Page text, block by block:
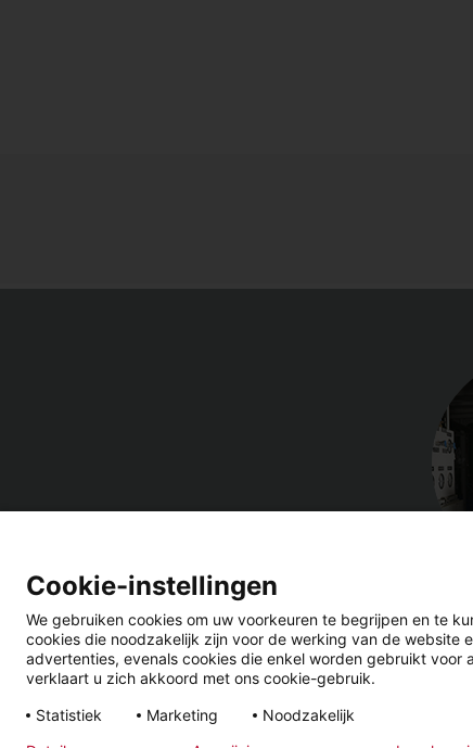
Wettelijke Privacyverklaring
Cookie-instellingen
We gebruiken cookies om uw voorkeuren te begrijpen en te
cookies die noodzakelijk zijn voor de werking van de website
advertenties, evenals cookies die enkel worden gebruikt
verklaart u zich akkoord met ons cookie-gebruik.
Statistiek
Marketing Noodzakelijk